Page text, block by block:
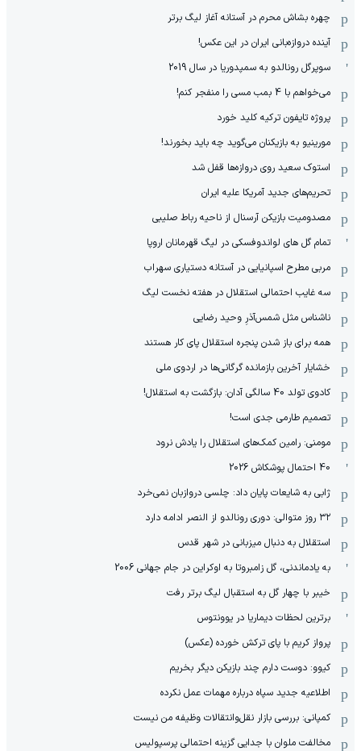
چهره بشاش محرم در آستانه آغاز لیگ برتر
آینده دروازه‌بانی ایران در این عکس!
سوپرگل رونالدو به سمپدوریا در سال 2019
می‌خواهم با 4 بمب مسی را منفجر کنم!
پروژه تایفون ترکیه کلید خورد
مورینیو به بازیکنان می‌گوید چه باید بخورند!
استوک سعید روی دروازه‌ها قفل شد
تحریم‌های جدید آمریکا علیه ایران
مصدومیت بازیکن آرسنال از ناحیه رباط صلیبی
تمام گل های لواندوفسکی در لیگ قهرمانان اروپا
مربی مطرح اسپانیایی در آستانه دستیاری سهراب
سه غایب احتمالی استقلال در هفته نخست لیگ
ناشناس مثل شمس‌آذرِ وحید رضایی
همه برای باز شدن پنجره استقلال پای کار هستند
خشایار آخرین بازمانده گرگانی‌ها در اردوی ملی
کادوی تولد 40 سالگی آدان: بازگشت به استقلال!
تصمیم طارمی جدی است!
مومنی: رامین کمک‌های استقلال را یادش نرود
40 احتمال پوشکاش 2026
ژابی به شایعات پایان داد: چلسی دروازبان نمی‌خرد
۳۲ روز متوالی: دوری رونالدو از النصر ادامه دارد
استقلال به دنبال میزبانی در شهر قدس
به یادماندنی، گل زامبروتا به اوکراین در جام جهانی 2006
خیبر با چهار گل به استقبال لیگ برتر رفت
برترین لحظات دیماریا در یوونتوس
پرواز کریم با پای ترکش خورده (عکس)
کیوو: دوست دارم چند بازیکن دیگر بخریم
اطلاعیه جدید سپاه درباره مهمات عمل نکرده
کمپانی: بررسی بازار نقل‌وانتقالات وظیفه من نیست
مخالفت ملوان با جدایی گزینه احتمالی پرسپولیس